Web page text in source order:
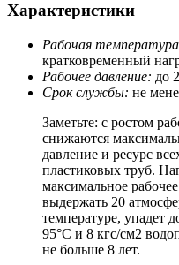
Характеристики
Рабочая
кратковременный
Рабочее давление: до
Срок службы: не
Заметьте: с ростом
снижаются
давление и ресурс
пластиковых труб.
максимальное
выдержать 20
температуре, упадет
95°С и 8 кгс/см2
не больше 8 лет.